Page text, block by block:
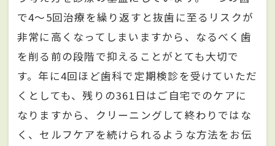
で4〜5回治療を繰り返すと抜歯に至るリスクが
非常に高くなってしまいますから、なるべく歯
を削る前の段階で抑えることがとても大切で
す。年に4回ほど歯科で定期検診を受けていただ
くとしても、残りの361日はご自宅でのケアに
なりますから、クリーニングして終わりではな
く、セルフケアを続けられるような方法をお伝